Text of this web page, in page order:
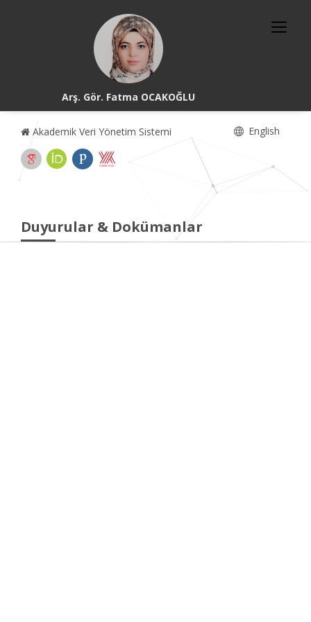
Arş. Gör. Fatma OCAKOĞLU
Akademik Veri Yönetim Sistemi English
Duyurular & Dokümanlar